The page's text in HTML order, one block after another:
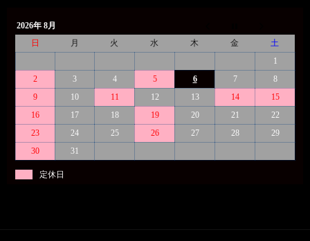
2026年 8月
日
月 火 水 木 金
土
1
2
3 4 5 6 7
8
9
10 11 12 13 14
15
16
17 18 19 20 21
22
23
24 25 26 27 28
29
30
31
定休日